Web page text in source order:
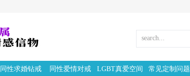
同性求婚钻戒 同性爱情对戒 LGBT真爱空间 常见定制问题